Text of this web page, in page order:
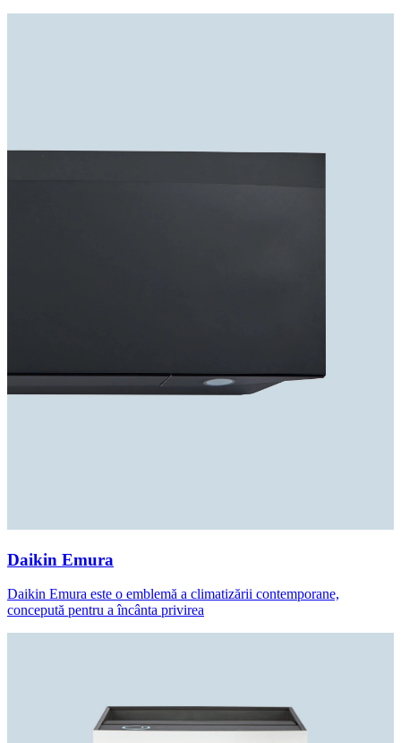
Daikin Emura
Daikin Emura este o emblemă a climatizării contemporane,
concepută pentru a încânta privirea